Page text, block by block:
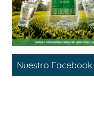
Nuestro Facebook